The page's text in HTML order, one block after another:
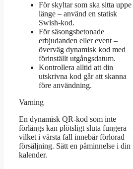
För skyltar som ska sitta uppe
länge – använd en statisk
Swish-kod.
För säsongsbetonade
erbjudanden eller event –
överväg dynamisk kod med
förinställt utgångsdatum.
Kontrollera alltid att din
utskrivna kod går att skanna
före användning.
Varning
En dynamisk QR-kod som inte
förlängs kan plötsligt sluta fungera –
vilket i värsta fall innebär förlorad
försäljning. Sätt en påminnelse i din
kalender.